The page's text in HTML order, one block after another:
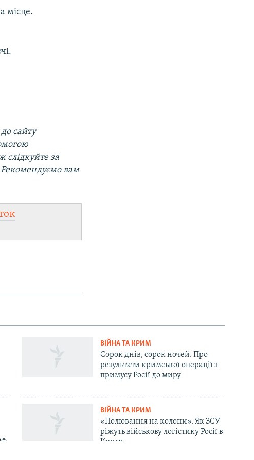
місце.
сайту
слідкуйте за
комендуємо вам
ВІЙНА ТА КРИМ
Сорок днів, сорок ночей. Про
результати кримської операції з
примусу Росії до миру
ВІЙНА ТА КРИМ
«Полювання на колони». Як ЗСУ
ріжуть військову логістику Росії в
Криму